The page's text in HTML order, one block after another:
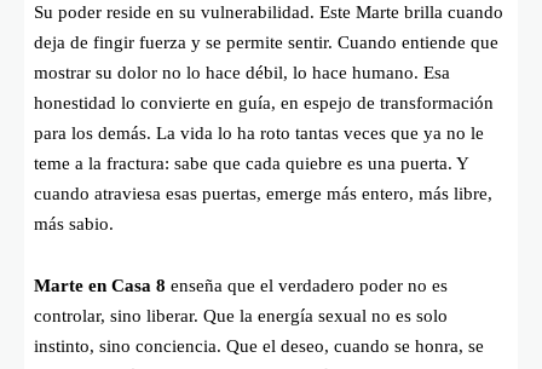
Su poder reside en su vulnerabilidad. Este Marte brilla cuando
deja de fingir fuerza y se permite sentir. Cuando entiende que
mostrar su dolor no lo hace débil, lo hace humano. Esa
honestidad lo convierte en guía, en espejo de transformación
para los demás. La vida lo ha roto tantas veces que ya no le
teme a la fractura: sabe que cada quiebre es una puerta. Y
cuando atraviesa esas puertas, emerge más entero, más libre,
más sabio.
Marte en Casa 8 enseña que el verdadero poder no es
controlar, sino liberar. Que la energía sexual no es solo
instinto, sino conciencia. Que el deseo, cuando se honra, se